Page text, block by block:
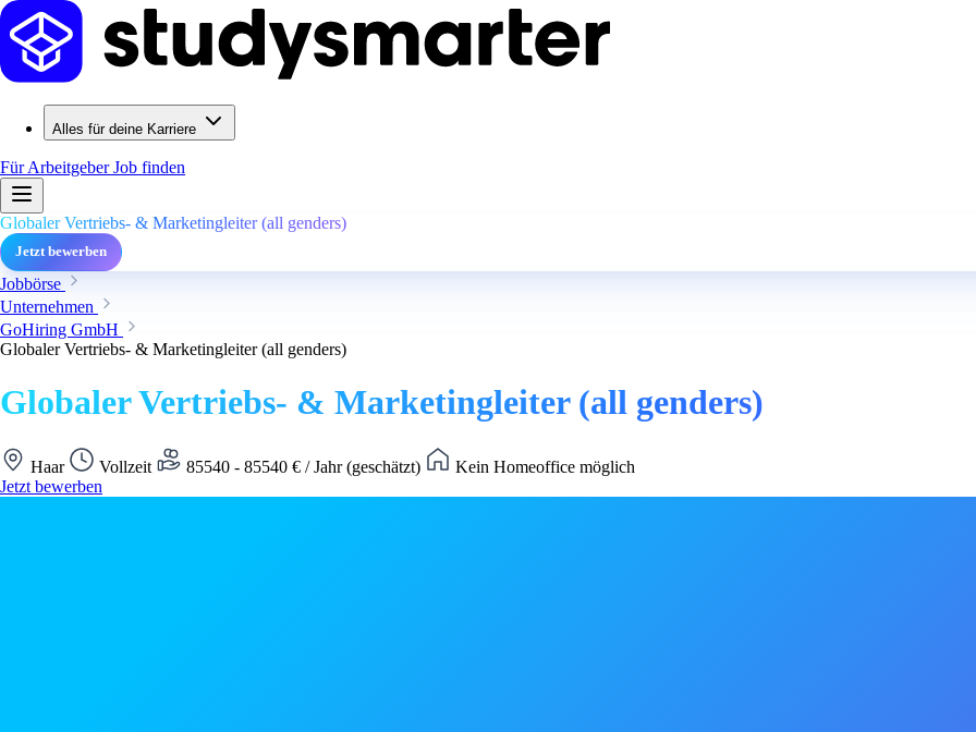
Alles für deine Karriere
Für ArbeitgeberJob finden
Globaler Vertriebs- & Marketingleiter (all genders)
Jetzt bewerben
Jobbörse
Unternehmen
GoHiring GmbH
Globaler Vertriebs- & Marketingleiter (all genders)
Globaler Vertriebs- & Marketingleiter (all genders)
Haar Vollzeit 85540 - 85540 € / Jahr (geschätzt)
Kein Homeoffice möglich
Jetzt bewerben